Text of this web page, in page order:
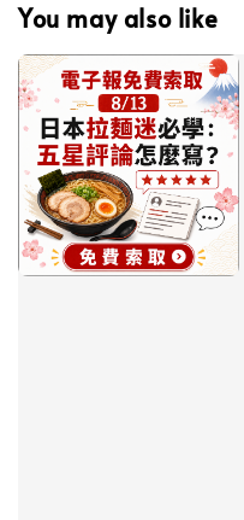
You may also like